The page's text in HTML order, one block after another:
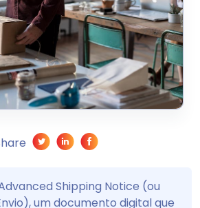
Shipping Notice (ou
um documento digital que